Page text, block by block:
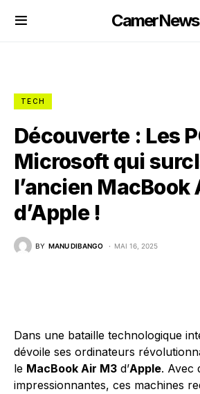
CamerNews
TECH
Découverte : Les
Microsoft qui
l’ancien MacBook
d’Apple !
BY MANU DIBANGO MAI 16, 2025
Dans une bataille technologique
dévoile ses ordinateurs
le MacBook Air M3 d’Apple. Avec
impressionnantes, ces machines